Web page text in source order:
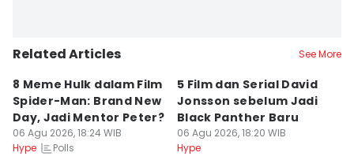
Related Articles See More
8 Meme Hulk dalam Film
Spider-Man: Brand New
Day, Jadi Mentor Peter?
06 Agu 2026, 18:24 WIB
Hype
Polls
5 Film dan Serial David
Jonsson sebelum Jadi
Black Panther Baru
06 Agu 2026, 18:20 WIB
Hype